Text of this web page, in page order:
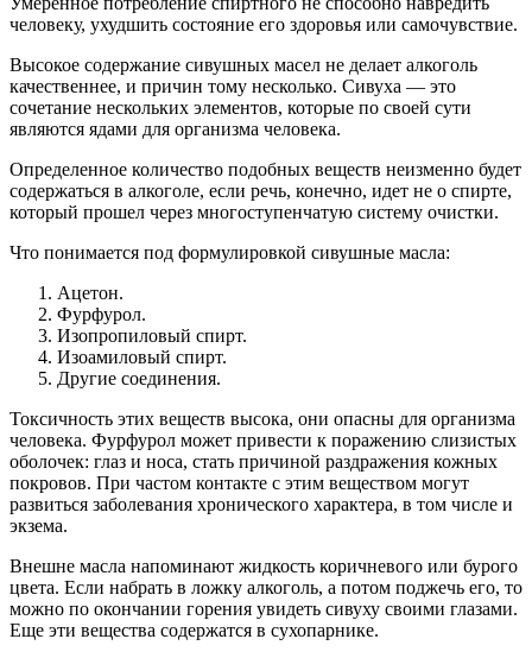
человеку, ухудшить состояние его здоровья или самочувствие.
Высокое содержание сивушных масел не делает алкоголь
качественнее, и причин тому несколько. Сивуха — это
сочетание нескольких элементов, которые по своей сути
являются ядами для организма человека.
Определенное количество подобных веществ неизменно будет
содержаться в алкоголе, если речь, конечно, идет не о спирте,
который прошел через многоступенчатую систему очистки.
Что понимается под формулировкой сивушные масла:
Ацетон.
Фурфурол.
Изопропиловый спирт.
Изоамиловый спирт.
Другие соединения.
Токсичность этих веществ высока, они опасны для организма
человека. Фурфурол может привести к поражению слизистых
оболочек: глаз и носа, стать причиной раздражения кожных
покровов. При частом контакте с этим веществом могут
развиться заболевания хронического характера, в том числе и
экзема.
Внешне масла напоминают жидкость коричневого или бурого
цвета. Если набрать в ложку алкоголь, а потом поджечь его, то
можно по окончании горения увидеть сивуху своими глазами.
Еще эти вещества содержатся в сухопарнике.